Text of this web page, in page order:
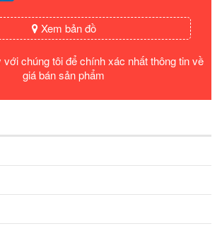
Xem bản đồ
với chúng tôi để chính xác nhất thông tin về
giá bán sản phẩm